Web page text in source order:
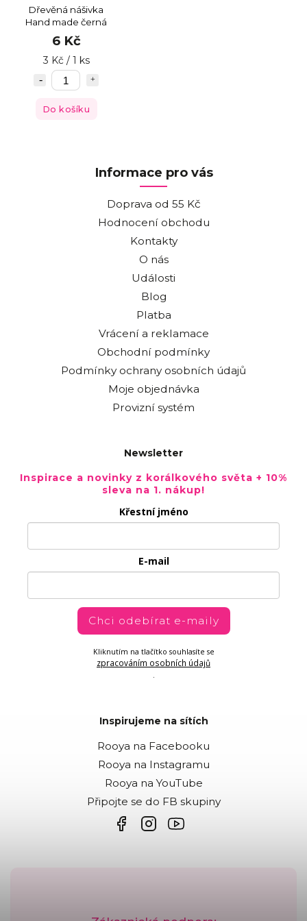
Dřevěná nášivka
Hand made černá
6 Kč
3 Kč / 1 ks
Do košíku
Informace pro vás
Doprava od 55 Kč
Hodnocení obchodu
Kontakty
O nás
Události
Blog
Platba
Vrácení a reklamace
Obchodní podmínky
Podmínky ochrany osobních údajů
Moje objednávka
Provizní systém
Newsletter
Inspirace a novinky z korálkového světa + 10%
sleva na 1. nákup!
Křestní jméno
E-mail
Chci odebírat e-maily
Kliknutím na tlačítko souhlasíte se
zpracováním osobních údajů
.
Inspirujeme na sítích
Rooya na Facebooku
Rooya na Instagramu
Rooya na YouTube
Připojte se do FB skupiny